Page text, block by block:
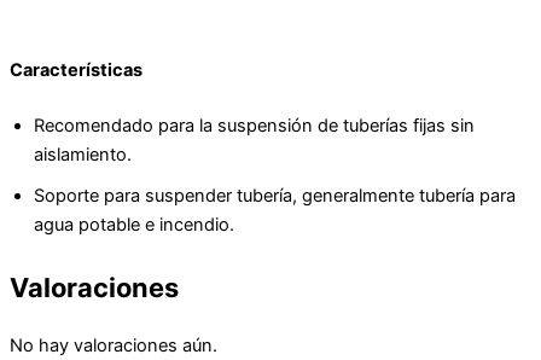
Características
Recomendado para la suspensión de tuberías fijas sin
aislamiento.
Soporte para suspender tubería, generalmente tubería para
agua potable e incendio.
Valoraciones
No hay valoraciones aún.